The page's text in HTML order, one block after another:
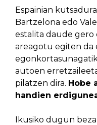
Espainian
Bartzelona edo
estalita daude gero
areagotu egiten da
autoen
pilatzen dira. Hobe
handien
Ikusiko dugun